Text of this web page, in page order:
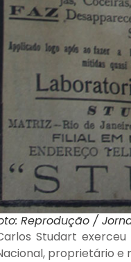
Reprodução /
Studart
proprietário